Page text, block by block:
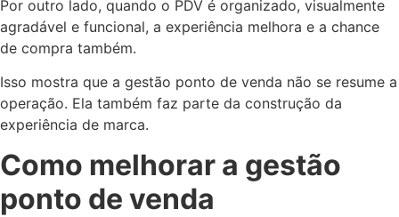
Por outro lado, quando o PDV é organizado, visualmente
agradável e funcional, a experiência melhora e a chance
de compra também.
Isso mostra que a gestão ponto de venda não se resume a
operação. Ela também faz parte da construção da
experiência de marca.
Como melhorar a gestão
ponto de venda